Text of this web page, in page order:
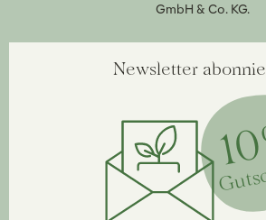
GmbH & Co. KG.
Newsletter